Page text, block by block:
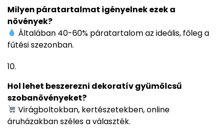
Milyen páratartalmat igényelnek ezek a
növények?
Általában 40-60% páratartalom az ideális, főleg a
fűtési szezonban.
Hol lehet beszerezni dekoratív gyümölcsű
szobanövényeket?
Virágboltokban, kertészetekben, online
áruházakban széles a választék.